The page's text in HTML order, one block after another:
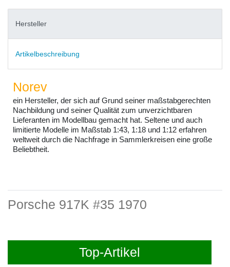
Hersteller
Artikelbeschreibung
Norev
ein Hersteller, der sich auf Grund seiner maßstabgerechten
Nachbildung und seiner Qualität zum unverzichtbaren
Lieferanten im Modellbau gemacht hat. Seltene und auch
limitierte Modelle im Maßstab 1:43, 1:18 und 1:12 erfahren
weltweit durch die Nachfrage in Sammlerkreisen eine große
Beliebtheit.
Porsche 917K #35 1970
Top-Artikel